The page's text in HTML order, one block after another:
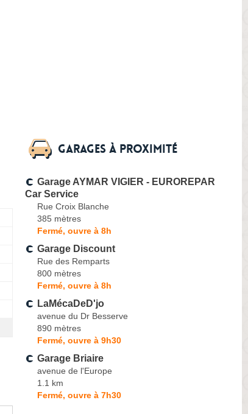
Garages à proximité
Garage AYMAR VIGIER - EUROREPAR
Car Service
Rue Croix Blanche
385 mètres
Fermé, ouvre à 8h
Garage Discount
Rue des Remparts
800 mètres
Fermé, ouvre à 8h
LaMécaDeD'jo
avenue du Dr Besserve
890 mètres
Fermé, ouvre à 9h30
Garage Briaire
avenue de l'Europe
1.1 km
Fermé, ouvre à 7h30